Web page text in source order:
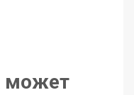
может